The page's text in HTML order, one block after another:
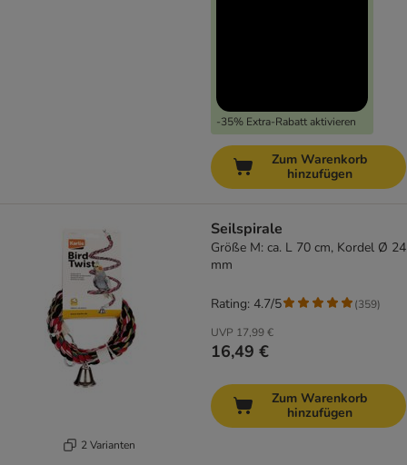
-35% Extra-Rabatt aktivieren
Zum Warenkorb
hinzufügen
2 Varianten
Seilspirale
Größe M: ca. L 70 cm, Kordel Ø 24
mm
UVP 17,99 €
16,49 €
Rating: 4.7/5 (359)
Zum Warenkorb
hinzufügen